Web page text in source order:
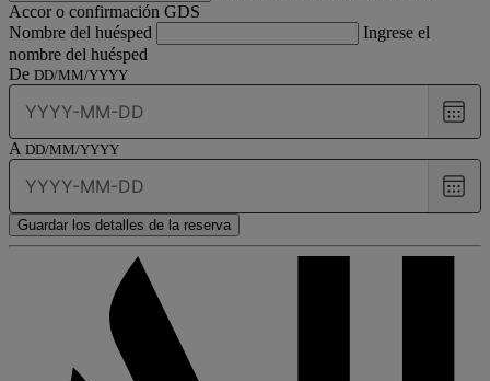
Accor o confirmación GDS
Nombre del huésped
Ingrese el
nombre del huésped
De DD/MM/YYYY
date
A DD/MM/YYYY
date
Guardar los detalles de la reserva